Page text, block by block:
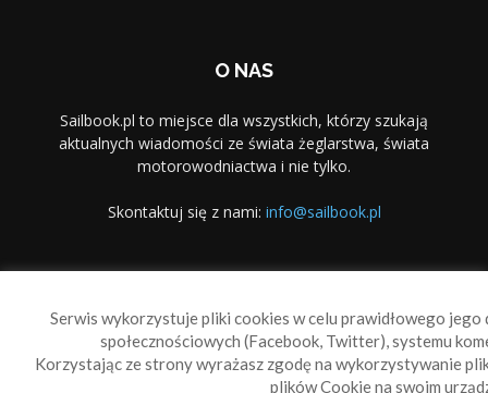
O NAS
Sailbook.pl to miejsce dla wszystkich, którzy szukają
aktualnych wiadomości ze świata żeglarstwa, świata
motorowodniactwa i nie tylko.
Skontaktuj się z nami: info@sailbook.pl
Serwis wykorzystuje pliki cookies w celu prawidłowego
społecznościowych (Facebook, Twitter), systemu
Korzystając ze strony wyrażasz zgodę na wykorzystywanie
plików Cookie na swoim